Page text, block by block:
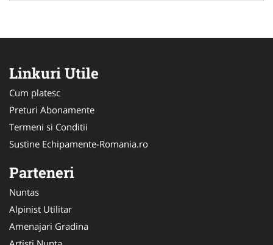
Linkuri Utile
Cum platesc
Preturi Abonamente
Termeni si Conditii
Sustine Echipamente-Romania.ro
Parteneri
Nuntas
Alpinist Utilitar
Amenajari Gradina